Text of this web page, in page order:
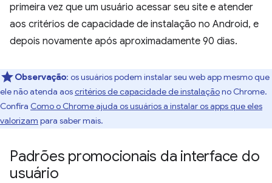
primeira vez que um usuário acessar seu site e atender
aos critérios de capacidade de instalação no Android, e
depois novamente após aproximadamente 90 dias.
Observação: os usuários podem instalar seu web app mesmo que
ele não atenda aoscritérios de capacidade de instalaçãono Chrome.
Confira Como o Chrome ajuda os usuários a instalar os apps que eles
valorizam para saber mais.
Padrões promocionais da interface do
usuário